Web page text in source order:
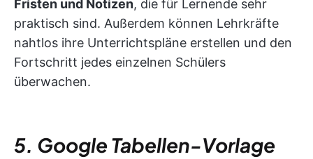
Fristen und Notizen, die für Lernende sehr
praktisch sind. Außerdem können Lehrkräfte
nahtlos ihre Unterrichtspläne erstellen und den
Fortschritt jedes einzelnen Schülers
überwachen.
5. Google Tabellen-Vorlage